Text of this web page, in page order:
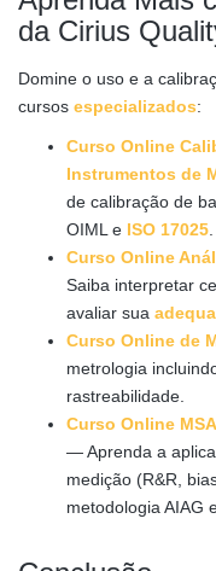
da Cirius
Domine o uso e a
cursos especializados:
Curso Online
Instrumentos de
de calibração de
OIML e ISO 17025
Curso Online
Saiba interpretar
avaliar sua
Curso Online de
metrologia
rastreabilidade.
Curso Online
— Aprenda a
medição (R&R,
metodologia AIAG